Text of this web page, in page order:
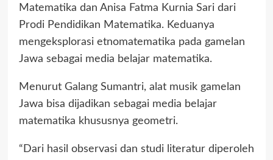
Matematika dan Anisa Fatma Kurnia Sari dari
Prodi Pendidikan Matematika. Keduanya
mengeksplorasi etnomatematika pada gamelan
Jawa sebagai media belajar matematika.
Menurut Galang Sumantri, alat musik gamelan
Jawa bisa dijadikan sebagai media belajar
matematika khususnya geometri.
“Dari hasil observasi dan studi literatur diperoleh